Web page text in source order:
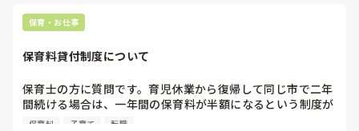
士数が足りてるクラスから来れない理由(3歳児)は、担任1人
が1月に産休に入るため、うちに来てもまた元のクラスに戻
また、別のクラス(4.5歳児)は、時短の先生や、プログラミン
には来れません。
気持ちを分かってもらおうにも、最近保育士資格を取得した
保育・お仕事
保育料貸付制度について
保育士の方に質問です。育児休業から復帰して同じ市で二年
間続ける場合は、一年間の保育料が半額になるという制度が
あるのですが、
保育料 子育て 転職